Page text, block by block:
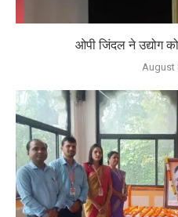
ओपी जिंदल ने उद्योग
August